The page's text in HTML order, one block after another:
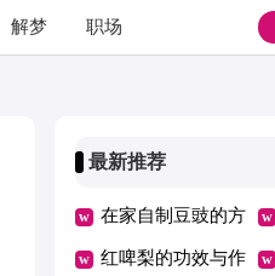
解梦 职场
最新推荐
在家自制豆豉的方
法
红啤梨的功效与作